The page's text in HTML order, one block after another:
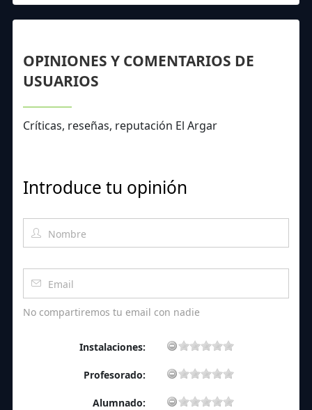
OPINIONES Y COMENTARIOS DE
USUARIOS
Críticas, reseñas, reputación El Argar
Introduce tu opinión
No compartiremos tu email con nadie
Instalaciones:
Profesorado:
Alumnado: